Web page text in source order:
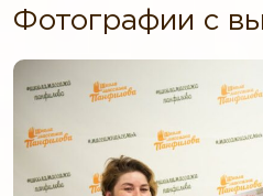
Фотографии с